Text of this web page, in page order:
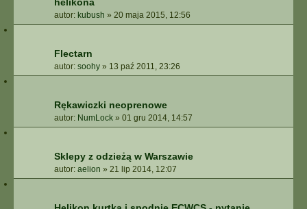
autor: kubush » 20 maja 2015, 12:56
Flectarn
autor: soohy » 13 paź 2011, 23:26
Rękawiczki neoprenowe
autor: NumLock » 01 gru 2014, 14:57
Sklepy z odzieżą w Warszawie
autor: aelion » 21 lip 2014, 12:07